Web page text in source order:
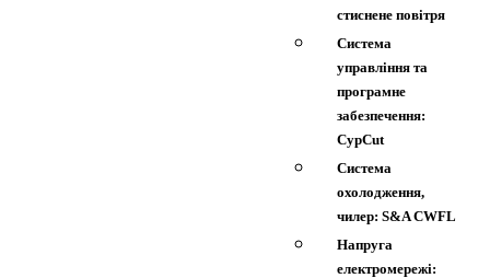
стиснене повітря
Система
управління та
програмне
забезпечення:
CypCut
Система
охолодження,
чилер: S&A CWFL
Напруга
електромережі: